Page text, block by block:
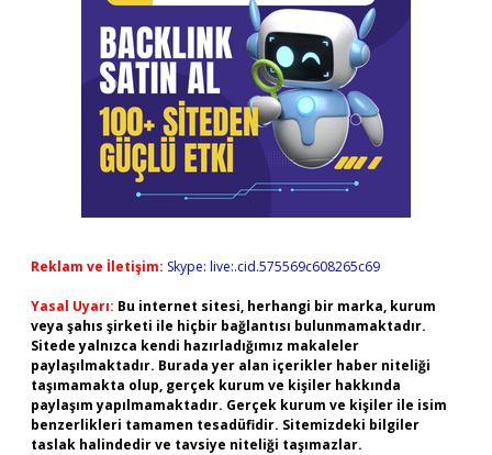
Reklam ve İletişim: Skype: live:.cid.575569c608265c69
Yasal Uyarı: Bu internet sitesi, herhangi bir marka, kurum
veya şahıs şirketi ile hiçbir bağlantısı bulunmamaktadır.
Sitede yalnızca kendi hazırladığımız makaleler
paylaşılmaktadır. Burada yer alan içerikler haber niteliği
taşımamakta olup, gerçek kurum ve kişiler hakkında
paylaşım yapılmamaktadır. Gerçek kurum ve kişiler ile isim
benzerlikleri tamamen tesadüfidir. Sitemizdeki bilgiler
taslak halindedir ve tavsiye niteliği taşımazlar.